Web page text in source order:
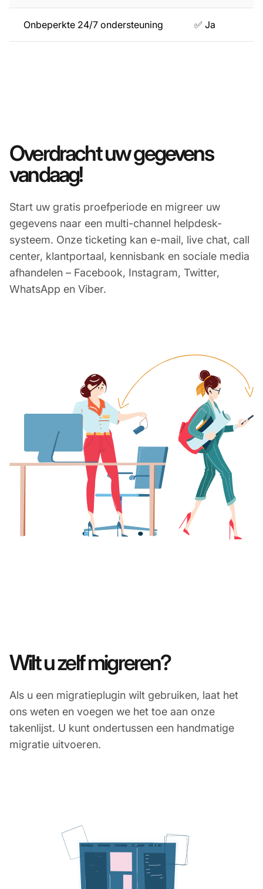
Onbeperkte 24/7 ondersteuning ✅ Ja
Overdracht uw gegevens
vandaag!
Start uw gratis proefperiode en migreer uw
gegevens naar een multi-channel helpdesk-
systeem. Onze ticketing kan e-mail, live chat, call
center, klantportaal, kennisbank en sociale media
afhandelen – Facebook, Instagram, Twitter,
WhatsApp en Viber.
Wilt u zelf migreren?
Als u een migratieplugin wilt gebruiken, laat het
ons weten en voegen we het toe aan onze
takenlijst. U kunt ondertussen een handmatige
migratie uitvoeren.